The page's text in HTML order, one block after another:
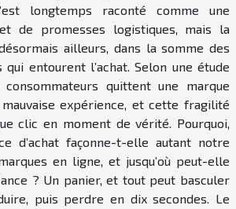
longtemps raconté comme une
de promesses logistiques, mais la
ailleurs, dans la somme des
qui entourent l’achat. Selon une étude
quittent une marque
expérience, et cette fragilité
clic en moment de vérité. Pourquoi,
d’achat façonne-t-elle autant notre
en ligne, et jusqu’où peut-elle
? Un panier, et tout peut basculer
puis perdre en dix secondes. Le